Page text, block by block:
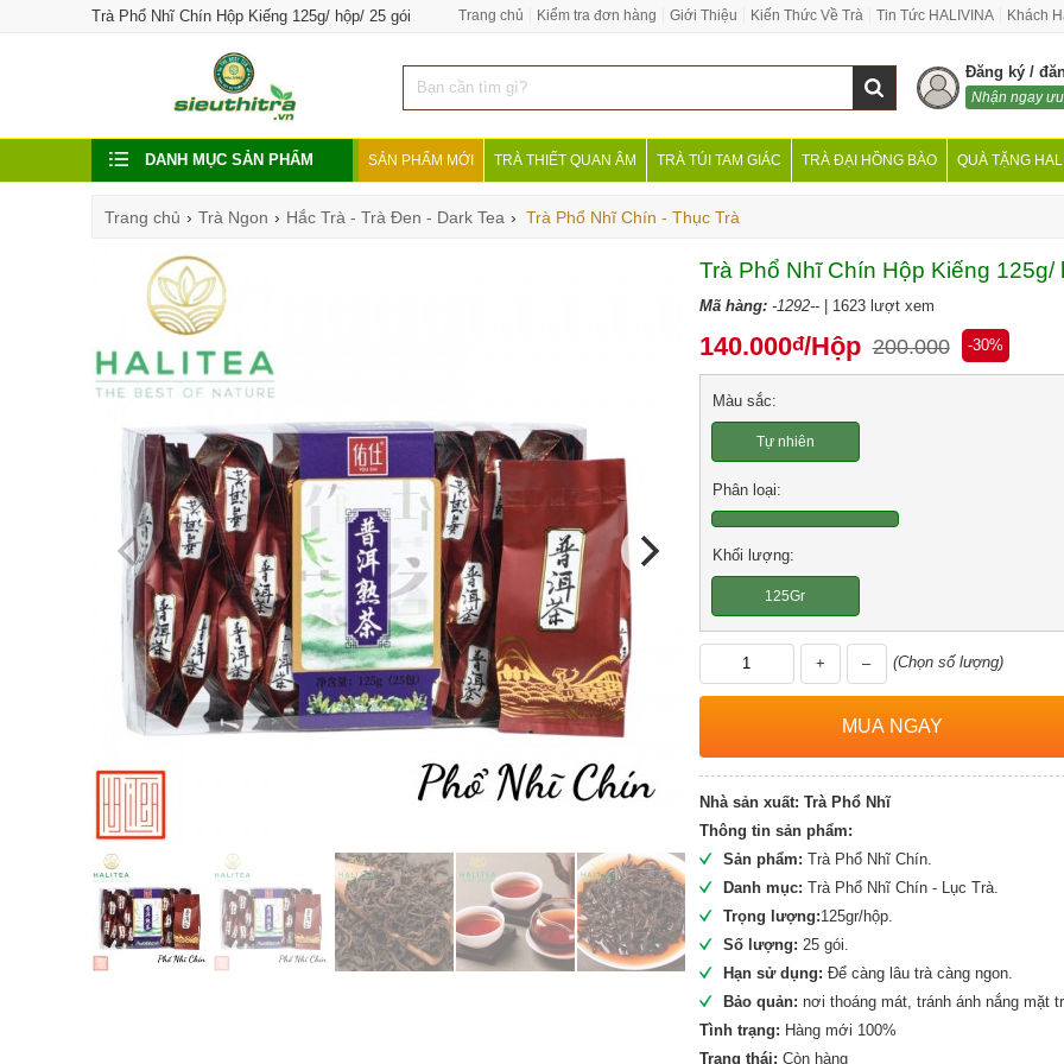
Trà Phổ Nhĩ Chín Hộp Kiếng 125g/ hộp/ 25 gói Trang chủ Kiểm tra đơn hàng Giới Thiệu Kiến Thức Về Trà Tin Tức HALIVINA Khách
Đăng ký /
Nhận ngay
DANH MỤC SẢN PHẨM SẢN PHẨM MỚI TRÀ THIẾT QUAN ÂM TRÀ TÚI TAM GIÁC TRÀ ĐẠI HỒNG BÀO QUÀ TẶNG
Trang chủ › Trà Ngon › Hắc Trà - Trà Đen - Dark Tea › Trà Phổ Nhĩ Chín - Thục Trà
Trà Phổ Nhĩ Chín Hộp Kiếng 125g/
Mã hàng: -1292--| 1623 lượt xem
140.000đ/Hộp 200.000 -30%
Màu sắc:
Tự nhiên
Phân loại:
Khối lượng:
125Gr
+ – (Chọn số lượng)
Nhà sản xuất: Trà Phổ Nhĩ
Thông tin sản phẩm:
Sản phẩm: Trà Phổ Nhĩ Chín.
Danh mục: Trà Phổ Nhĩ Chín - Lục Trà.
Trọng lượng:125gr/hộp.
Số lượng: 25 gói.
Hạn sử dụng: Để càng lâu trà càng ngon.
Bảo quản: nơi thoáng mát, tránh ánh nắng mặt
Tình trạng: Hàng mới 100%
Trạng thái: Còn hàng